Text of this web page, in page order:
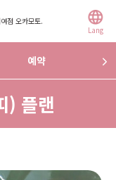
점 오카모토.
Lang
예약
) 플랜